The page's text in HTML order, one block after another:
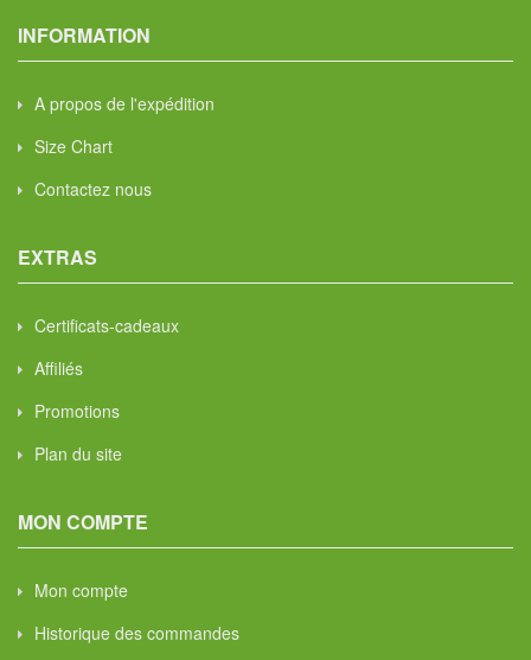
INFORMATION
A propos de l'expédition
Size Chart
Contactez nous
EXTRAS
Certificats-cadeaux
Affiliés
Promotions
Plan du site
MON COMPTE
Mon compte
Historique des commandes